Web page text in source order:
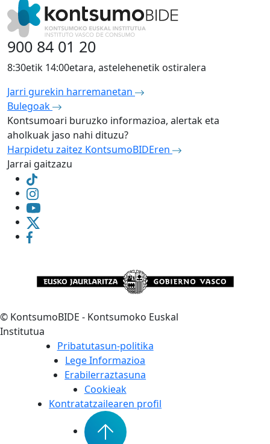
900 84 01 20
8:30etik 14:00etara, astelehenetik ostiralera
Jarri gurekin harremanetan
Bulegoak
Kontsumoari buruzko informazioa, alertak eta
aholkuak jaso nahi dituzu?
Harpidetu zaitez KontsumoBIDEren
Jarrai gaitzazu
© KontsumoBIDE - Kontsumoko Euskal
Institutua
Pribatutasun-politika
Lege Informazioa
Erabilerraztasuna
Cookieak
Kontratatzailearen profil